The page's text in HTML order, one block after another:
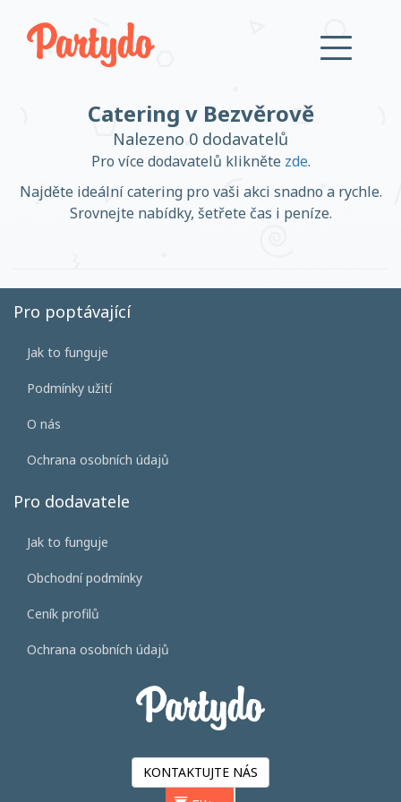
Založit účet
Přihlásit se
Založit účet
Catering v Bezvěrově
Nalezeno 0 dodavatelů
Pro více dodavatelů klikněte zde.
Najděte ideální catering pro vaši akci snadno a rychle.
Srovnejte nabídky, šetřete čas i peníze.
Pro poptávající
Jak to funguje
Podmínky užití
O nás
Ochrana osobních údajů
Pro dodavatele
Jak to funguje
Obchodní podmínky
Ceník profilů
Ochrana osobních údajů
KONTAKTUJTE NÁS